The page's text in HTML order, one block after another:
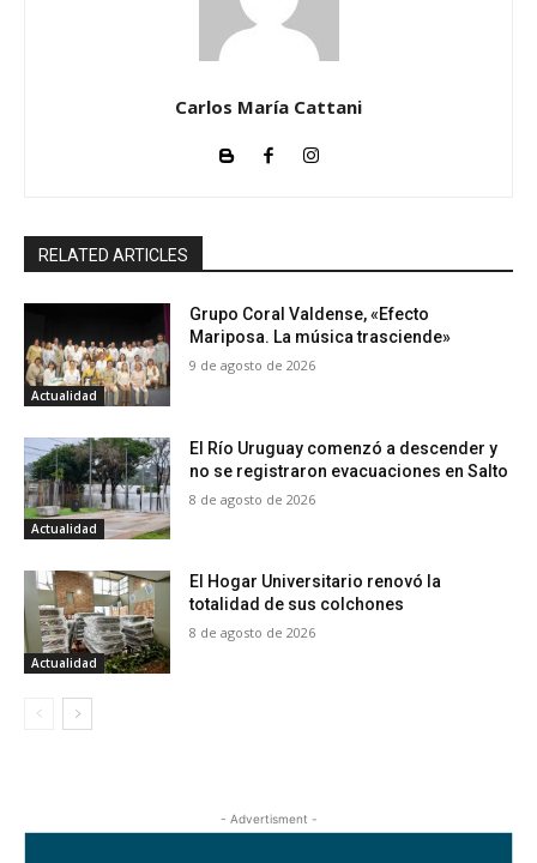
Carlos María Cattani
RELATED ARTICLES
Actualidad
Grupo Coral Valdense, «Efecto
Mariposa. La música trasciende»
9 de agosto de 2026
Actualidad
El Río Uruguay comenzó a descender y
no se registraron evacuaciones en Salto
8 de agosto de 2026
Actualidad
El Hogar Universitario renovó la
totalidad de sus colchones
8 de agosto de 2026
- Advertisment -